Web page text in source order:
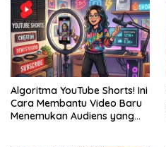
Algoritma YouTube Shorts! Ini
Cara Membantu Video Baru
Menemukan Audiens yang